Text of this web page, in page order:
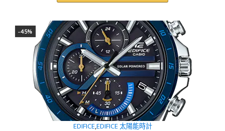
格：
HK$1,640.00。
格：
HK$895.00。
-45%
EDIFICE,EDIFICE 太陽能時計